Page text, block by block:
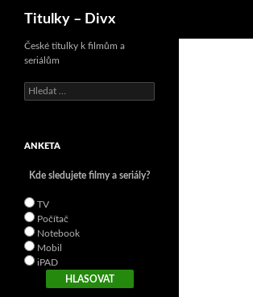
Titulky – Divx
České titulky k filmům a
seriálům
V
y
e
á
n
í
ANKETA
Kde sledujete filmy a seriály?
TV
Počítač
Notebook
Mobil
iPAD